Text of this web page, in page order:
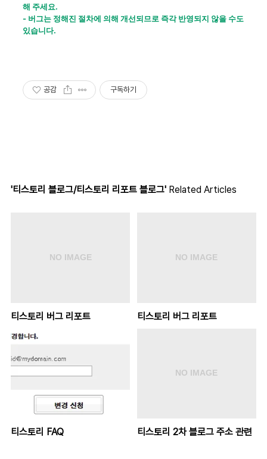
해 주세요.
- 버그는 정해진 절차에 의해 개선되므로 즉각 반영되지 않을 수도
있습니다.
공감 구독하기
'티스토리 블로그/티스토리 리포트 블로그' Related Articles
티스토리 버그 리포트 티스토리 버그 리포트
티스토리 FAQ 티스토리 2차 블로그 주소 관련